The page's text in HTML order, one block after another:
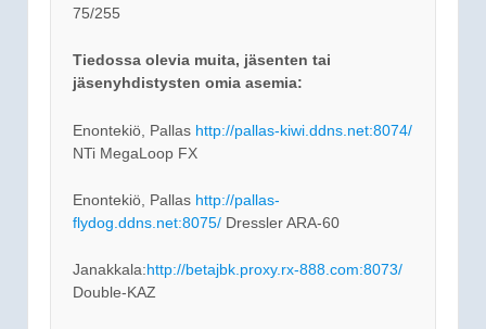
75/255
Tiedossa olevia muita, jäsenten tai
jäsenyhdistysten omia asemia:
Enontekiö, Pallas http://pallas-kiwi.ddns.net:8074/
NTi MegaLoop FX
Enontekiö, Pallas http://pallas-
flydog.ddns.net:8075/ Dressler ARA-60
Janakkala:http://betajbk.proxy.rx-888.com:8073/
Double-KAZ